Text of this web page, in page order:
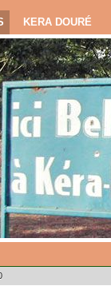
KERA DOURÉ